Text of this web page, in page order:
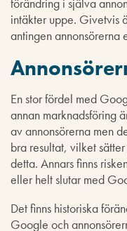
förändring i själva
intäkter uppe. Givetvis
antingen annonsörerna
En stor fördel med
annan marknadsföring
av annonsörerna men
bra resultat, vilket
detta. Annars finns
eller helt slutar med
Det finns historiska
Google och